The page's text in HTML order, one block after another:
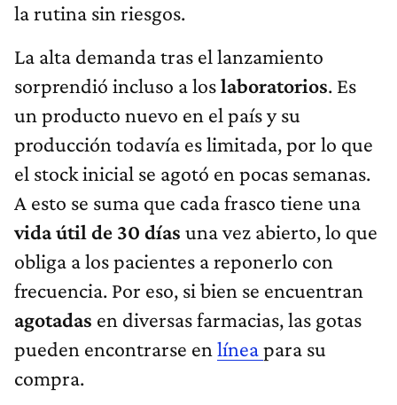
la rutina sin riesgos.
La alta demanda tras el lanzamiento
sorprendió incluso a loslaboratorios. Es
un producto nuevo en el país y su
producción todavía es limitada, por lo que
el stock inicial se agotó en pocas semanas.
A esto se suma que cada frasco tiene una
vida útil de 30 días una vez abierto, lo que
obliga a los pacientes a reponerlo con
frecuencia. Por eso, si bien se encuentran
agotadas en diversas farmacias, las gotas
pueden encontrarse en líneapara su
compra.